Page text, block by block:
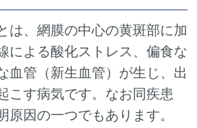
は、網膜の中心の黄斑部に加
による酸化ストレス、偏食な
血管（新生血管）が生じ、出
こす病気です。なお同疾患
原因の一つでもあります。